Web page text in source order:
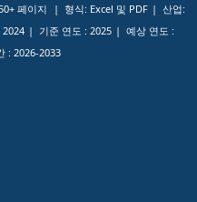
페이지 형식: Excel 및 PDF
산업:
2024 기준 연도 : 2025
예상 연도 :
: 2026-2033